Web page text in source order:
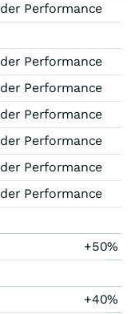
Performance
Performance
Performance
Performance
Performance
Performance
Performance
+50%
+40%